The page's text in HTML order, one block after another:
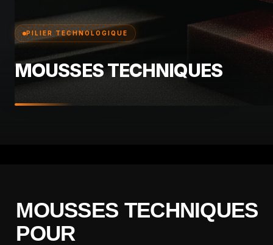
PILIER TECHNOLOGIQUE
MOUSSES TECHNIQUES
MOUSSES TECHNIQUES
POUR